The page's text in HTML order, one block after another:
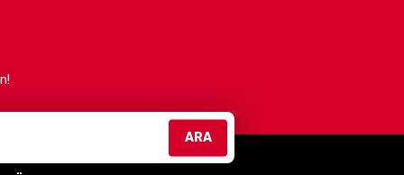
Güvenli, konforlu ve şık sürüşler için bizimle
ARA